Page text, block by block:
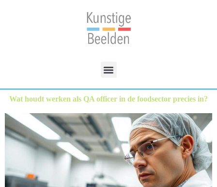
Wat houdt werken als QA officer in de foodsector precies in?